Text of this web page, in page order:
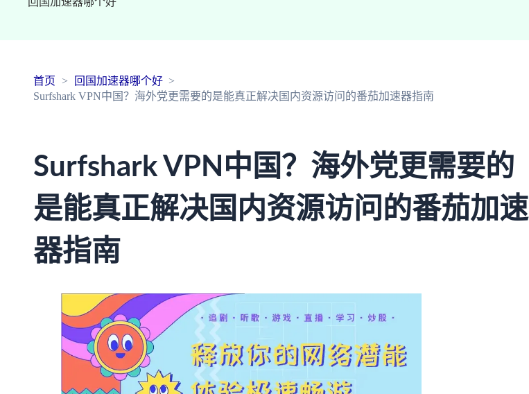
首页
回国加速器哪个好
Surfshark VPN中国？海外党更需要的是能真正解决国内资源访问的番茄加速器指南
Surfshark VPN中国？海外党更需要的
是能真正解决国内资源访问的番茄加速
器指南